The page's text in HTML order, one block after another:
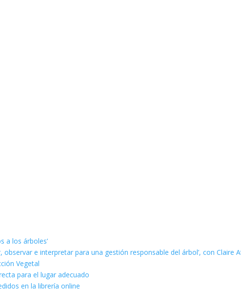
a los árboles’
observar e interpretar para una gestión responsable del árbol’, con Claire
Vegetal
para el lugar adecuado
en la librería online